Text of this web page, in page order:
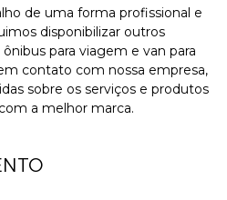
de uma forma profissional e
disponibilizar outros
para viagem e van para
contato com nossa empresa,
sobre os serviços e produtos
a melhor marca.